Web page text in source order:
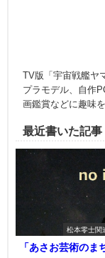
TV版「宇宙戦艦ヤ
プラモデル、自作
画鑑賞などに趣味
最近書いた記事
松本零士関
「あさお芸術のま